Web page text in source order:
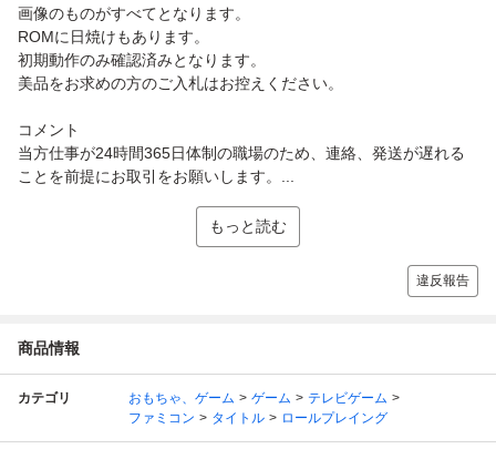
画像のものがすべてとなります。
ROMに日焼けもあります。
初期動作のみ確認済みとなります。
美品をお求めの方のご入札はお控えください。
コメント
当方仕事が24時間365日体制の職場のため、連絡、発送が遅れる
ことを前提にお取引をお願いします。...
もっと読む
違反報告
商品情報
カテゴリ おもちゃ、ゲーム ゲーム
テレビゲーム
ファミコン
タイトル ロールプレイング